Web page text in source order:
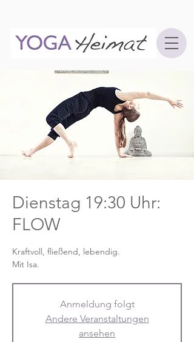
Dienstag 19:30 Uhr:
FLOW
Kraftvoll, fließend, lebendig.
Mit Isa.
Anmeldung folgt
Andere Veranstaltungen
ansehen